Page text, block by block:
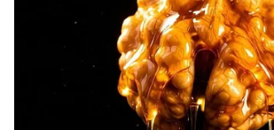
ఇకపోతే చాలామంది సెక్స్ టాయ్స్ కూడా
ఉంటారు. అలాంటివారు ఆ టాయ్స్ చాలా
జాగ్రత్త పడాలి లేదంటే ఎన్నో ఇన్ఫెక్షన్లను
ఉంటుంది. అదేవిధంగా శృంగారంలో
అధికంగా కలిగిన ఆహార పదార్థాలను